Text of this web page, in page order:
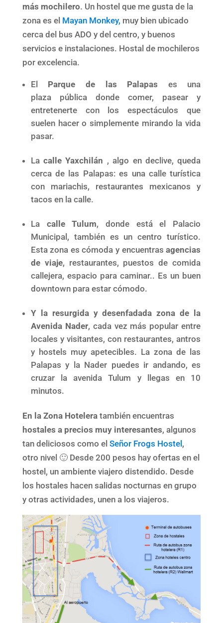
más mochilero. Un hostel que me gusta de la
zona es el Mayan Monkey, muy bien ubicado
cerca del bus ADO y del centro, y buenos
servicios e instalaciones. Hostal de mochileros
por excelencia.
El Parque de las Palapas es una
plaza pública donde comer, pasear y
entretenerte con los espectáculos que
suelen hacer o simplemente mirando la vida
pasar.
Lacalle Yaxchilán , algo en declive, queda
cerca de las Palapas: es una calle turística
con mariachis, restaurantes mexicanos y
tacos en la calle.
La calle Tulum, donde está el Palacio
Municipal, también es un centro turístico.
Esta zona es cómoda y encuentrasagencias
de viaje, restaurantes, puestos de comida
callejera, espacio para caminar.. Es un buen
downtown para estar cómodo.
Y la resurgida y desenfadada zona de la
Avenida Nader, cada vez más popular entre
locales y visitantes, con restaurantes, antros
y hostels muy apetecibles. La zona de las
Palapas y la Nader puedes ir andando, es
cruzar la avenida Tulum y llegas en 10
minutos.
En la Zona Hoteleratambién encuentras
hostales a precios muy interesantes, algunos
tan deliciosos como el Señor Frogs Hostel ,
otro nivel 🙂 Desde 200 pesos hay ofertas en el
hostel, un ambiente viajero distendido. Desde
los hostales hacen salidas nocturnas en grupo
y otras actividades, unen a los viajeros.